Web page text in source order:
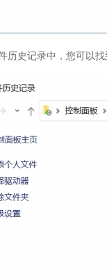
历史记录中，您可以